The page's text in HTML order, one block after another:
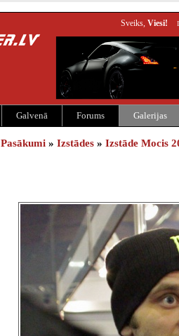
Sveiks, Viesi!
Galvenā Forums Galerijas
Pasākumi » Izstādes » Izstāde Mocis